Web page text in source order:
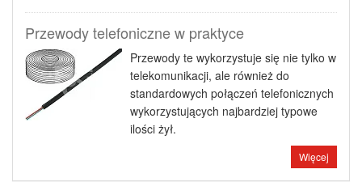
Przewody telefoniczne w praktyce
Przewody te wykorzystuje się nie tylko w
telekomunikacji, ale również do
standardowych połączeń telefonicznych
wykorzystujących najbardziej typowe
ilości żył.
Więcej